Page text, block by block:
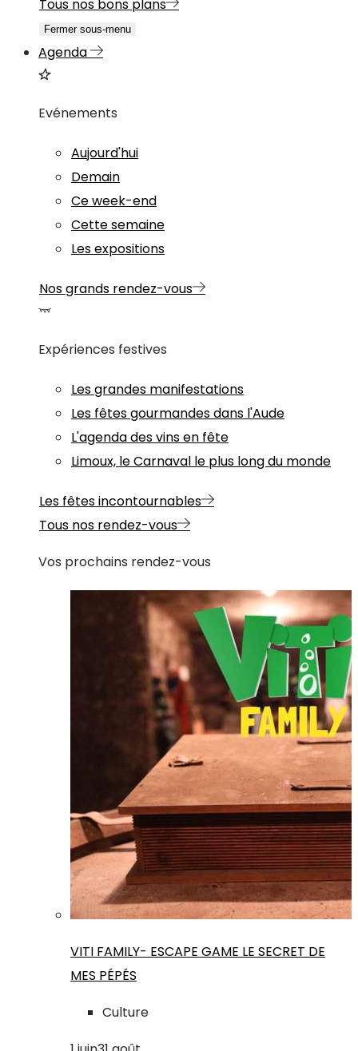
Tous nos bons plans
Fermer sous-menu
Agenda
Evénements
Aujourd'hui
Demain
Ce week-end
Cette semaine
Les expositions
Nos grands rendez-vous
Expériences festives
Les grandes manifestations
Les fêtes gourmandes dans l'Aude
L'agenda des vins en fête
Limoux, le Carnaval le plus long du monde
Les fêtes incontournables
Tous nos rendez-vous
Vos prochains rendez-vous
VITI FAMILY- ESCAPE GAME LE SECRET DE
MES PÉPÉS
Culture